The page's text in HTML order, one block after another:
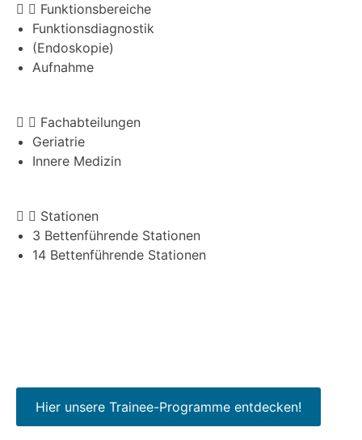
Funktionsbereiche
Funktionsdiagnostik
(Endoskopie)
Aufnahme
Fachabteilungen
Geriatrie
Innere Medizin
Stationen
3 Bettenführende Stationen
14 Bettenführende Stationen
Hier unsere Trainee-Programme entdecken!